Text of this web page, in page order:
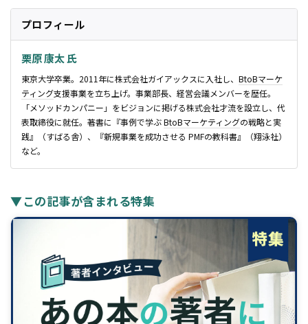
プロフィール
栗原 康太 氏
東京大学卒業。2011年に株式会社ガイアックスに入社し、 BtoBマーケ
ティング支援事業を立ち上げ。事業部長、経営会議メンバーを歴任。
「メソッドカンパニー」をビジョンに掲げる株式会社才流を設立し、代
表取締役に就任。著書に『事例で学ぶBtoBマーケティングの戦略と実
践』（すばる舎）、『新規事業を成功させる PMFの教科書』（翔泳社）
など。
▼この記事が含まれる特集